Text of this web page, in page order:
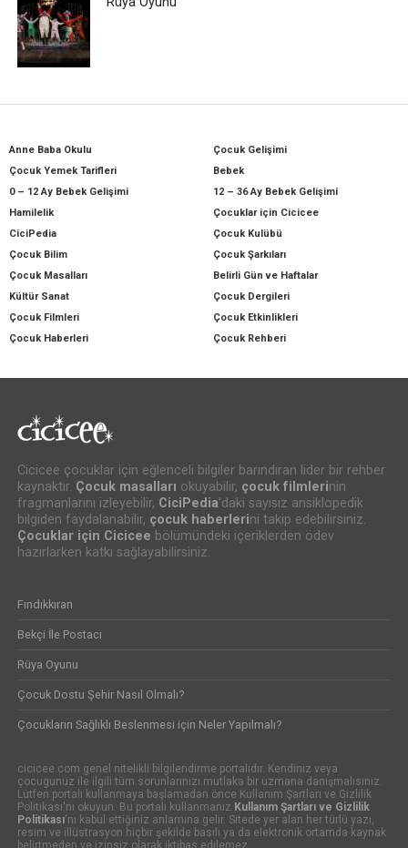
Anne Baba Okulu
Çocuk Gelişimi
Çocuk Yemek Tarifleri
Bebek
0 – 12 Ay Bebek Gelişimi
12 – 36 Ay Bebek Gelişimi
Hamilelik
Çocuklar için Cicicee
CiciPedia
Çocuk Kulübü
Çocuk Bilim
Çocuk Şarkıları
Çocuk Masalları
Belirli Gün ve Haftalar
Kültür Sanat
Çocuk Dergileri
Çocuk Filmleri
Çocuk Etkinlikleri
Çocuk Haberleri
Çocuk Rehberi
Cicicee çocuklar için eğlenceli bilgiler barındıran lider bir rehber
kaynaktır. Çocuk masalları okuyabilir, çocuk filmlerinin
fragmanlarını izleyebilir, CiciPedia’daki sayısız ansiklopedik
bilgiden faydalanabilir, çocuk haberlerini takip edebilirsiniz.
Çocuklar için Cicicee bölümündeki içeriklerden ödev
hazırlarken katkı sağlayabilirsiniz.
Fındıkkıran
Bekçi İle Postacı
Rüya Oyunu
Çocuk Dostu Şehir Nasıl Olmalı?
Çocukların Sağlıklı Beslenmesi için Neler Yapılmalı?
cicicee.com genel nitelikli bilgilendirme portalıdır. Kendiniz veya
çocugunuz ile ilgili tüm sorunlarınızı mutlaka bir uzmana danışmalısınız.
Lütfen portalı kullanmaya başlamadan önce Kullanım Şartları ve Gizlilik
Politikası'nı okuyun. Bu portalı kullanmanız Kullanım Şartları ve Gizlilik
Politikası'nı kabul ettiğiniz anlamına gelir. Sitede yer alan her türlü yazı,
resim ve illüstrasyon hiçbir şekilde basılı ya da elektronik ortamda kaynak